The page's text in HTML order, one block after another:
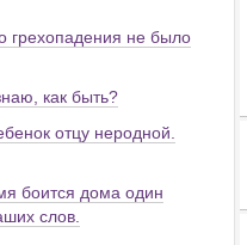
грехопадения не было
как быть?
отцу неродной.
боится дома один
слов.